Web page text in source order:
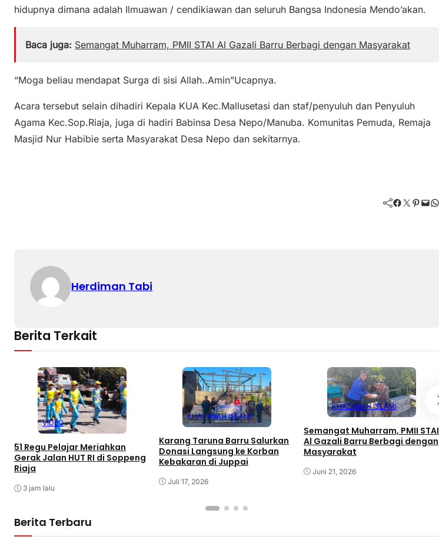
hidupnya dimana adalah Ilmuawan / cendikiawan dan seluruh Bangsa Indonesia Mendo’akan.
Baca juga: Semangat Muharram, PMII STAI Al Gazali Barru Berbagi dengan Masyarakat
“Moga beliau mendapat Surga di sisi Allah..Amin”Ucapnya.
Acara tersebut selain dihadiri Kepala KUA Kec.Mallusetasi dan staf/penyuluh dan Penyuluh
Agama Kec.Sop.Riaja, juga di hadiri Babinsa Desa Nepo/Manuba. Komunitas Pemuda, Remaja
Masjid Nur Habibie serta Masyarakat Desa Nepo dan sekitarnya.
Facebook Twitter Pinterest Mail WhatsApp
Herdiman Tabi
Berita Terkait
VIDEO
51 Regu Pelajar Meriahkan
Gerak Jalan HUT RI di Soppeng
Riaja
3 jam lalu
KHAZANAH ISLAMI
Karang Taruna Barru Salurkan
Donasi Langsung ke Korban
Kebakaran di Juppai
Juli 17, 2026
KHAZANAH ISLAMI
Semangat Muharram, PMII STAI
Al Gazali Barru Berbagi dengan
Masyarakat
Juni 21, 2026
Berita Terbaru